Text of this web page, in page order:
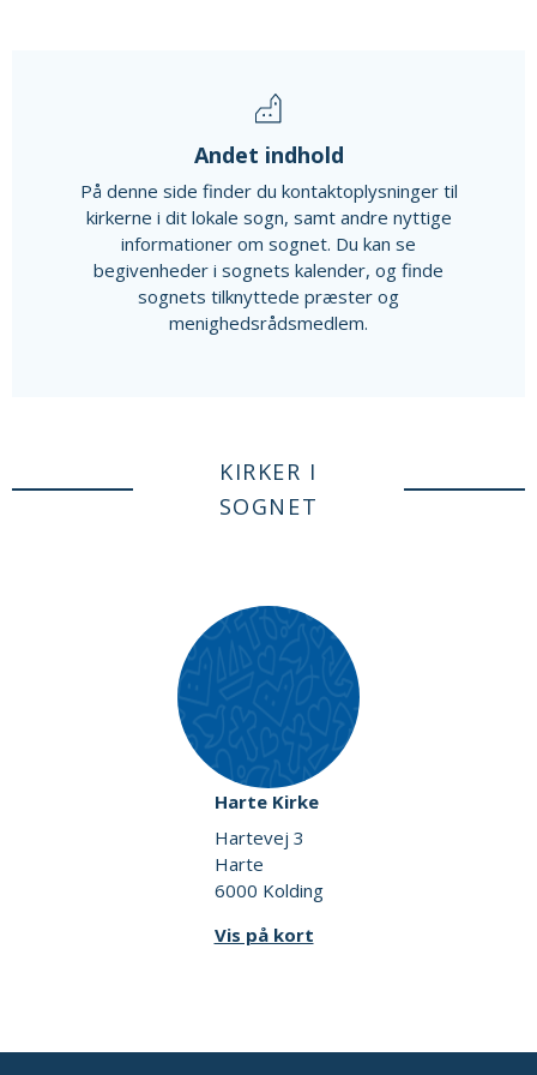
Andet indhold
På denne side finder du kontaktoplysninger til
kirkerne i dit lokale sogn, samt andre nyttige
informationer om sognet. Du kan se
begivenheder i sognets kalender, og finde
sognets tilknyttede præster og
menighedsrådsmedlem.
KIRKER I
SOGNET
Harte Kirke
Hartevej 3
Harte
6000 Kolding
Vis på kort